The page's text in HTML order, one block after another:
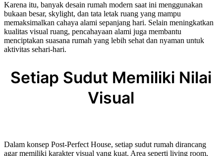
Karena itu, banyak desain rumah modern saat ini menggunakan
bukaan besar, skylight, dan tata letak ruang yang mampu
memaksimalkan cahaya alami sepanjang hari. Selain meningkatkan
kualitas visual ruang, pencahayaan alami juga membantu
menciptakan suasana rumah yang lebih sehat dan nyaman untuk
aktivitas sehari-hari.
Setiap Sudut Memiliki Nilai
Visual
Dalam konsep Post-Perfect House, setiap sudut rumah dirancang
agar memiliki karakter visual yang kuat. Area seperti living room,